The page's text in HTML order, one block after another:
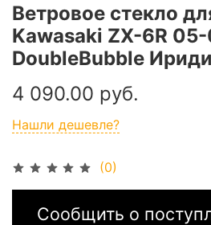
(0)
Ветровое стекло
Kawasaki ZX-6R
DoubleBubble
4 090.00 руб.
Нашли дешевле?
Сообщить о